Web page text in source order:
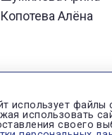
Копотева Алёна
использует файлы
использовать
своего